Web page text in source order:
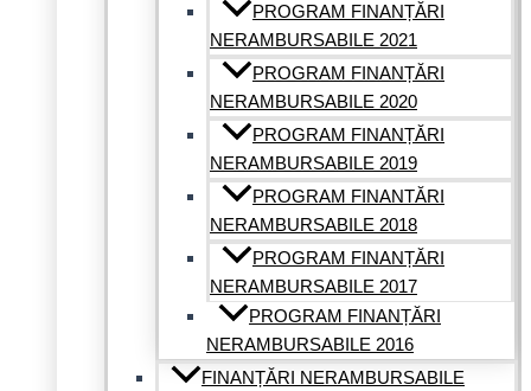
PROGRAM FINANȚĂRI
NERAMBURSABILE 2021
PROGRAM FINANȚĂRI
NERAMBURSABILE 2020
PROGRAM FINANȚĂRI
NERAMBURSABILE 2019
PROGRAM FINANTĂRI
NERAMBURSABILE 2018
PROGRAM FINANȚĂRI
NERAMBURSABILE 2017
PROGRAM FINANȚĂRI
NERAMBURSABILE 2016
FINANȚĂRI NERAMBURSABILE